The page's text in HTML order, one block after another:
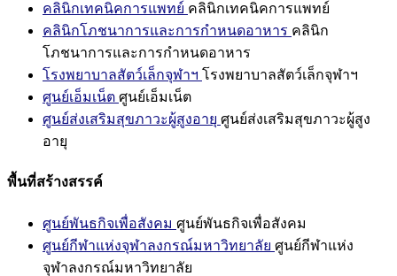
คลินิกเทคนิคการแพทย์ คลินิกเทคนิคการแพทย์
คลินิกโภชนาการและการกำหนดอาหาร คลินิก
โภชนาการและการกำหนดอาหาร
โรงพยาบาลสัตว์เล็กจุฬาฯ โรงพยาบาลสัตว์เล็กจุฬาฯ
ศูนย์เอ็มเน็ต ศูนย์เอ็มเน็ต
ศูนย์ส่งเสริมสุขภาวะผู้สูงอายุ ศูนย์ส่งเสริมสุขภาวะผู้สูง
อายุ
พื้นที่สร้างสรรค์
ศูนย์พันธกิจเพื่อสังคม ศูนย์พันธกิจเพื่อสังคม
ศูนย์กีฬาแห่งจุฬาลงกรณ์มหาวิทยาลัย ศูนย์กีฬาแห่ง
จุฬาลงกรณ์มหาวิทยาลัย